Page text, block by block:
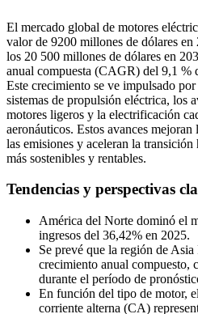
El mercado global de motores
valor de 9200 millones de dólares en
los 20 500 millones de dólares en
anual compuesta (CAGR) del 9,1 %
Este crecimiento se ve impulsado
sistemas de propulsión eléctrica, los
motores ligeros y la electrificación
aeronáuticos. Estos avances
las emisiones y aceleran la
más sostenibles y rentables.
Tendencias y perspectivas
América del Norte dominó el
ingresos del 36,42% en 2025.
Se prevé que la región de
crecimiento anual compuesto,
durante el período de
En función del tipo de motor,
corriente alterna (CA)